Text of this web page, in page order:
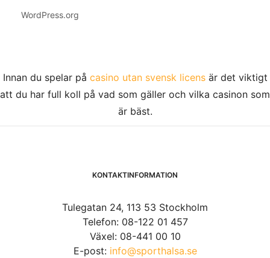
WordPress.org
Innan du spelar på casino utan svensk licensär det viktigt
att du har full koll på vad som gäller och vilka casinon som
är bäst.
KONTAKTINFORMATION
Tulegatan 24, 113 53 Stockholm
Telefon: 08-122 01 457
Växel: 08-441 00 10
E-post: info@sporthalsa.se